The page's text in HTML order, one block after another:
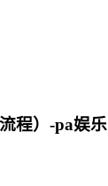
程）-pa娱乐